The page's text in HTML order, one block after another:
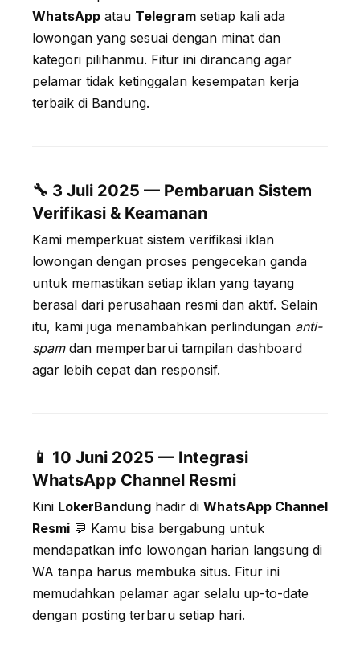
WhatsApp atau Telegram setiap kali ada
lowongan yang sesuai dengan minat dan
kategori pilihanmu. Fitur ini dirancang agar
pelamar tidak ketinggalan kesempatan kerja
terbaik di Bandung.
🔧 3 Juli 2025 — Pembaruan Sistem
Verifikasi & Keamanan
Kami memperkuat sistem verifikasi iklan
lowongan dengan proses pengecekan ganda
untuk memastikan setiap iklan yang tayang
berasal dari perusahaan resmi dan aktif. Selain
itu, kami juga menambahkan perlindungan anti-
spamdan memperbarui tampilan dashboard
agar lebih cepat dan responsif.
📱 10 Juni 2025 — Integrasi
WhatsApp Channel Resmi
Kini LokerBandung hadir di WhatsApp Channel
Resmi 💬 Kamu bisa bergabung untuk
mendapatkan info lowongan harian langsung di
WA tanpa harus membuka situs. Fitur ini
memudahkan pelamar agar selalu up-to-date
dengan posting terbaru setiap hari.